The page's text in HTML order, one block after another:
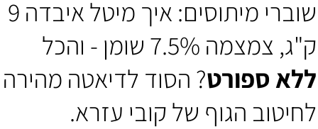
שמאחורי
המושלם.
שוברי מיתוסים: איך מיטל איבדה 9
ק"ג, צמצמה 7.5% שומן - והכל
ללא ספורט? הסוד לדיאטה מהירה
לחיטוב הגוף של קובי עזרא.